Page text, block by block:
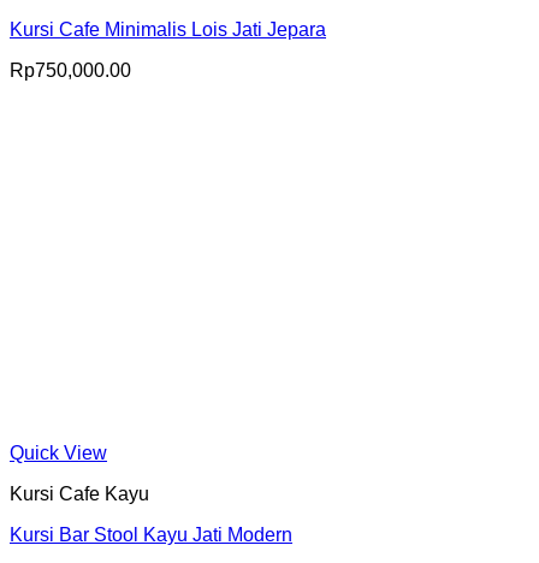
Kursi Cafe Minimalis Lois Jati Jepara
Rp750,000.00
Quick View
Kursi Cafe Kayu
Kursi Bar Stool Kayu Jati Modern